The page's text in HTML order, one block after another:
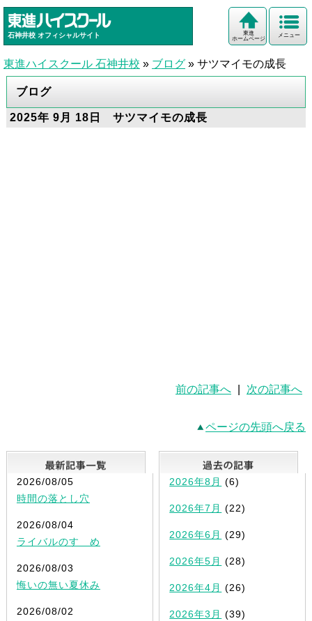
石神井校 オフィシャルサイト メニュー
東進
ホームページ
東進ハイスクール 石神井校 » ブログ » サツマイモの成長
ブログ
2025年 9月 18日 サツマイモの成長
前の記事へ 次の記事へ
ページの先頭へ戻る
最新記事一覧
2026/08/05
時間の落とし穴
2026/08/04
ライバルのすゝめ
2026/08/03
悔いの無い夏休み
2026/08/02
2026年8月 (6)
2026年7月 (22)
2026年6月 (29)
2026年5月 (28)
2026年4月 (26)
2026年3月 (39)